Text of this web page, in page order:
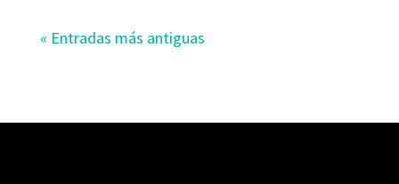
« Entradas más antiguas